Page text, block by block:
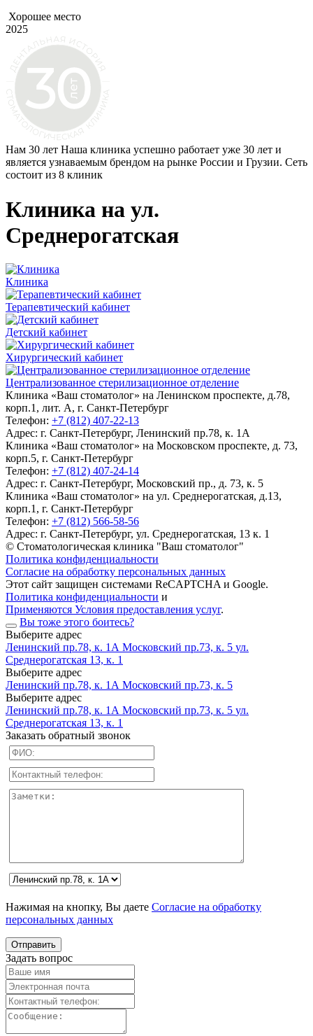
Хорошее место
2025
Нам 30 лет Наша клиника успешно работает уже 30 лет и
является узнаваемым брендом на рынке России и Грузии. Сеть
состоит из 8 клиник
Клиника на ул.
Среднерогатская
Клиника
Терапевтический кабинет
Детский кабинет
Хирургический кабинет
Централизованное стерилизационное отделение
Клиника «Ваш стоматолог» на Ленинском проспекте, д.78,
корп.1, лит. А, г. Санкт-Петербург
Телефон: +7 (812) 407-22-13
Адрес: г. Санкт-Петербург, Ленинский пр.78, к. 1А
Клиника «Ваш стоматолог» на Московском проспекте, д. 73,
корп.5, г. Санкт-Петербург
Телефон: +7 (812) 407-24-14
Адрес: г. Санкт-Петербург, Московский пр., д. 73, к. 5
Клиника «Ваш стоматолог» на ул. Среднерогатская, д.13,
корп.1, г. Санкт-Петербург
Телефон: +7 (812) 566-58-56
Адрес: г. Санкт-Петербург, ул. Среднерогатская, 13 к. 1
© Стоматологическая клиника "Ваш стоматолог"
Политика конфиденциальности
Согласие на обработку персональных данных
Этот сайт защищен системами ReCAPTCHA и Google.
Политика конфиденциальности и
Применяются Условия предоставления услуг.
Вы тоже этого боитесь?
Выберите адрес
Ленинский пр.78, к. 1А Московский пр.73, к. 5 ул.
Среднерогатская 13, к. 1
Выберите адрес
Ленинский пр.78, к. 1А Московский пр.73, к. 5
Выберите адрес
Ленинский пр.78, к. 1А Московский пр.73, к. 5 ул.
Среднерогатская 13, к. 1
Заказать обратный звонок
Нажимая на кнопку, Вы даете Согласие на обработку
персональных данных
Задать вопрос